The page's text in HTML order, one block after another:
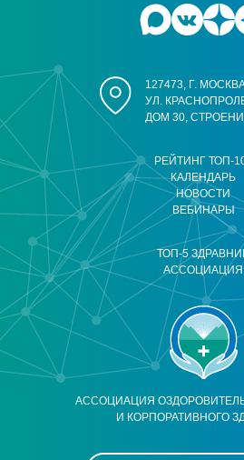
АССОЦИАЦИЯ
И КОРПОРАТИВНОГО
РЕЙТИНГ ТОП-
КАЛЕНДАРЬ
НОВОСТИ
ВЕБИНАРЫ
ТОП-5
АССОЦИАЦИЯ
127473, Г.
УЛ.
ДОМ 30,